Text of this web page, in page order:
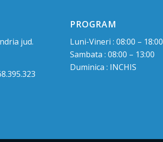
jud.
PROGRAM
Luni-Vineri : 08:00 – 18:00
Sambata : 08:00 – 13:00
Duminica : INCHIS